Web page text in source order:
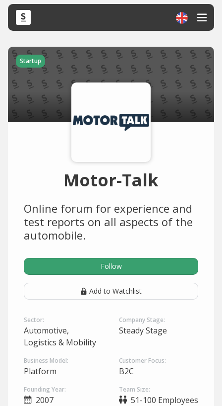
Startup
Motor-Talk
Online forum for experience and
test reports on all aspects of the
automobile.
Follow
Add to Watchlist
Sector:
Automotive,
Logistics & Mobility
Company Stage:
Steady Stage
Business Model:
Platform
Customer Focus:
B2C
Founding Year:
2007
Team Size:
51-100 Employees